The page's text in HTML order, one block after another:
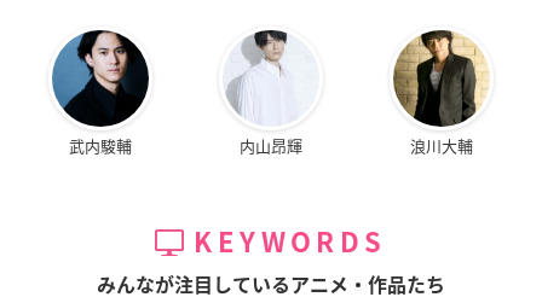
武内駿輔 内山昂輝 浪川大輔
KEYWORDS
みんなが注目しているアニメ・作品たち